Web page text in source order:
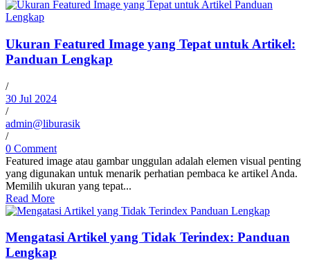
Ukuran Featured Image yang Tepat untuk Artikel:
Panduan Lengkap
/
30 Jul 2024
/
admin@liburasik
/
0 Comment
Featured image atau gambar unggulan adalah elemen visual penting
yang digunakan untuk menarik perhatian pembaca ke artikel Anda.
Memilih ukuran yang tepat...
Read More
Mengatasi Artikel yang Tidak Terindex: Panduan
Lengkap